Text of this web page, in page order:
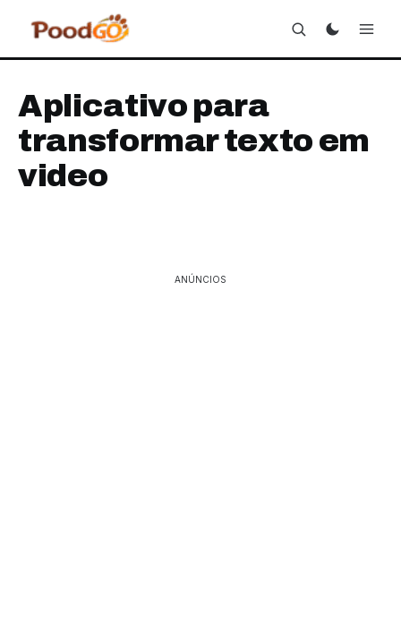
Aplicativo para
transformar texto em
video
ANÚNCIOS